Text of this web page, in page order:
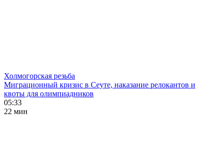
Холмогорская резьба
Миграционный кризис в Сеуте, наказание релокантов и
квоты для олимпиадников
05:33
22 мин